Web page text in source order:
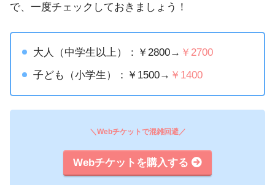
で、一度チェックしておきましょう！
大人（中学生以上）：￥2800→ ￥2700
子ども（小学生）：￥1500→ ￥1400
＼Webチケットで混雑回避／
Webチケットを購入する